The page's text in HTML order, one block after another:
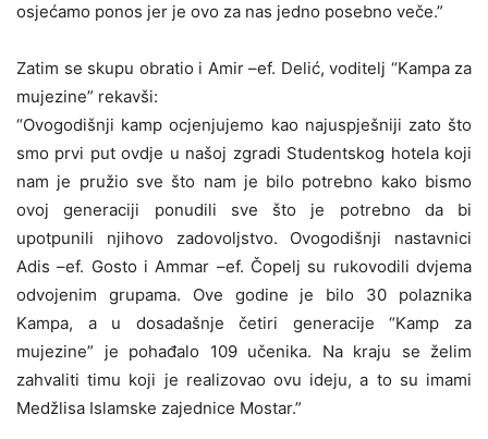
osjećamo ponos jer je ovo za nas jedno posebno veče.”
Zatim se skupu obratio i Amir –ef. Delić, voditelj “Kampa za
mujezine” rekavši:
“Ovogodišnji kamp ocjenjujemo kao najuspješniji zato što
smo prvi put ovdje u našoj zgradi Studentskog hotela koji
nam je pružio sve što nam je bilo potrebno kako bismo
ovoj generaciji ponudili sve što je potrebno da bi
upotpunili njihovo zadovoljstvo. Ovogodišnji nastavnici
Adis –ef. Gosto i Ammar –ef. Čopelj su rukovodili dvjema
odvojenim grupama. Ove godine je bilo 30 polaznika
Kampa, a u dosadašnje četiri generacije “Kamp za
mujezine” je pohađalo 109 učenika. Na kraju se želim
zahvaliti timu koji je realizovao ovu ideju, a to su imami
Medžlisa Islamske zajednice Mostar.”